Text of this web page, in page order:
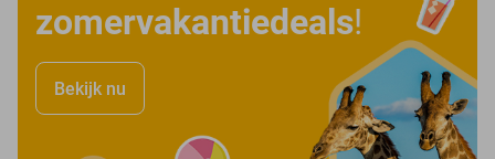
zomervakantiedeals!
Bekijk nu